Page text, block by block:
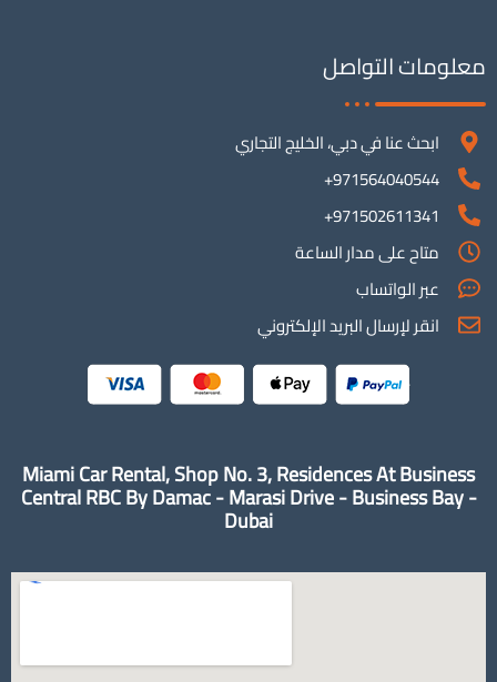
معلومات التواصل
ابحث عنا في دبي، الخليج التجاري
971564040544+
971502611341+
متاح على مدار الساعة
عبر الواتساب
انقر لإرسال البريد الإلكتروني
Miami Car Rental, Shop No. 3, Residences At Business
Central RBC By Damac - Marasi Drive - Business Bay -
Dubai